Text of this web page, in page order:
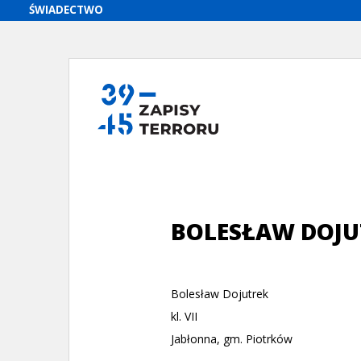
BOLESŁAW
Bolesław Dojutrek
kl. VII
Jabłonna, gm. Piotrków